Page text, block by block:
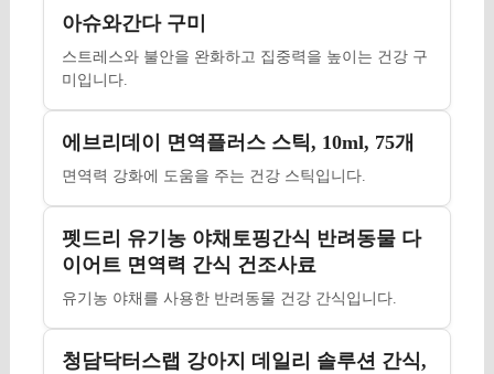
아슈와간다 구미
스트레스와 불안을 완화하고 집중력을 높이는 건강 구
미입니다.
에브리데이 면역플러스 스틱, 10ml, 75개
면역력 강화에 도움을 주는 건강 스틱입니다.
펫드리 유기농 야채토핑간식 반려동물 다
이어트 면역력 간식 건조사료
유기농 야채를 사용한 반려동물 건강 간식입니다.
청담닥터스랩 강아지 데일리 솔루션 간식,